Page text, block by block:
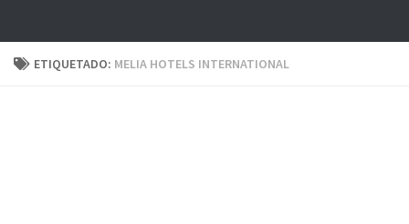
ETIQUETADO: MELIA HOTELS INTERNATIONAL